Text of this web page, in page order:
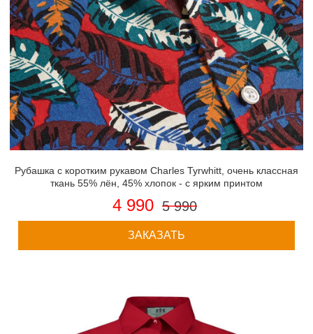
Рубашка с коротким рукавом Charles Tyrwhitt, очень классная
ткань 55% лён, 45% хлопок - с ярким принтом
4 990 5 990
ЗАКАЗАТЬ